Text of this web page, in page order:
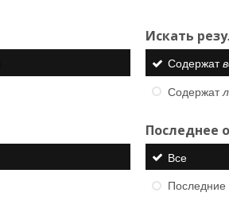
Искать
Содержат
Содержат
Последнее
Все
Последние